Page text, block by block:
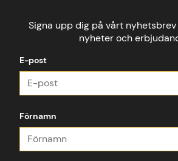
Signa upp dig på vårt
nyheter och
E-post
Förnamn